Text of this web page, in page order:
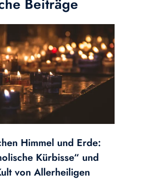
Beiträge
Himmel und Erde:
Kürbisse“ und
von Allerheiligen